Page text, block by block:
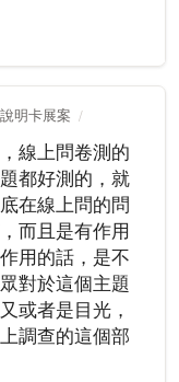
明卡展案
線上問卷測的
都好測的，就
在線上問的問
而且是有作用
用的話，是不
對於這個主題
或者是目光，
調查的這個部